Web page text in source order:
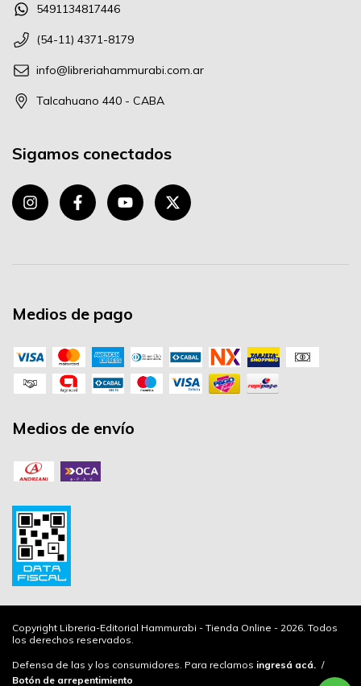
5491134817446
(54-11) 4371-8179
info@libreriahammurabi.com.ar
Talcahuano 440 - CABA
Sigamos conectados
Medios de pago
Medios de envío
Copyright Libreria-Editorial Hammurabi - Tienda Online - 2026. Todos
los derechos reservados.
Defensa de las y los consumidores. Para reclamos ingresá acá. /
Botón de arrepentimiento